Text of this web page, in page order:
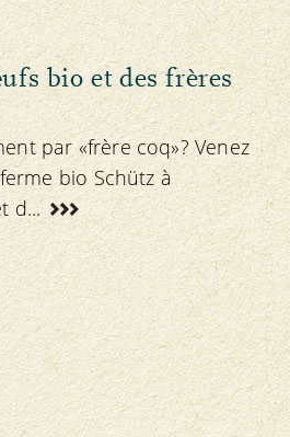
bio et des frères
par «frère coq»? Venez
bio Schütz à
d...